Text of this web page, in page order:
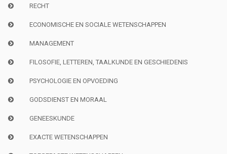
RECHT
ECONOMISCHE EN SOCIALE WETENSCHAPPEN
MANAGEMENT
FILOSOFIE, LETTEREN, TAALKUNDE EN GESCHIEDENIS
PSYCHOLOGIE EN OPVOEDING
GODSDIENST EN MORAAL
GENEESKUNDE
EXACTE WETENSCHAPPEN